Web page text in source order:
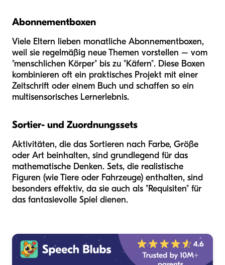
Abonnementboxen
Viele Eltern lieben monatliche Abonnementboxen,
weil sie regelmäßig neue Themen vorstellen – vom
"menschlichen Körper" bis zu "Käfern". Diese Boxen
kombinieren oft ein praktisches Projekt mit einer
Zeitschrift oder einem Buch und schaffen so ein
multisensorisches Lernerlebnis.
Sortier- und Zuordnungssets
Aktivitäten, die das Sortieren nach Farbe, Größe
oder Art beinhalten, sind grundlegend für das
mathematische Denken. Sets, die realistische
Figuren (wie Tiere oder Fahrzeuge) enthalten, sind
besonders effektiv, da sie auch als "Requisiten" für
das fantasievolle Spiel dienen.